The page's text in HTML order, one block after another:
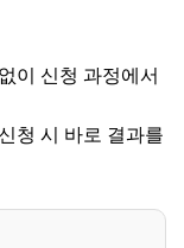
이 신청 과정에서
청 시 바로 결과를